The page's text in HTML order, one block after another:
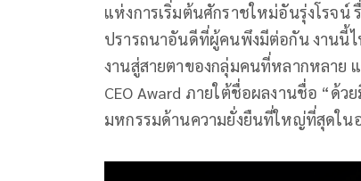
แห่งการเริ่มต้นศักราชใหม่อันรุ่งโรจน์
ปรารถนาอันดีที่ผู้คนพึงมีต่อกัน งานนี้ไ
งานสู่สายตาของกลุ่มคนที่หลากหลาย
CEO Award ภายใต้ชื่อผลงานชื่อ “ด้ว
มหกรรมด้านความยั่งยืนที่ใหญ่ที่สุดในอ